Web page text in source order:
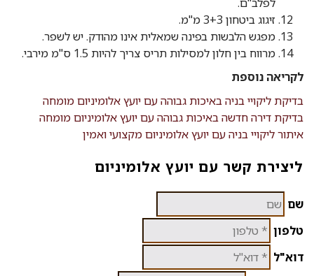
זיגוג ביטחון 3+3 מ"מ.
מפגש הלבשות בפינה שמאלית אינו מהודק. יש לשפר.
מרווח בין חלון למסילות תריס צריך להיות 1.5 ס"מ מירבי.
לקריאה נוספת
בדיקת ליקויי בניה באיכות גבוהה עם יועץ אלומיניום מומחה
בדיקת דירה חדשה באיכות גבוהה עם יועץ אלומיניום מומחה
איתור ליקויי בניה עם יועץ אלומיניום מקצועי ואמין
ליצירת קשר עם יועץ אלומיניום
שם
טלפון
דוא"ל